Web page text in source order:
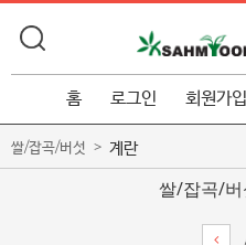
홈 로그인 회원가입
쌀/잡곡/버섯 계란
쌀/잡곡/버